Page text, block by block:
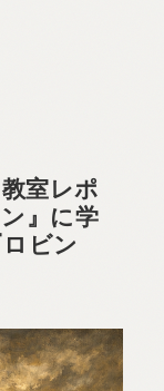
室レポ
』に学
ビン